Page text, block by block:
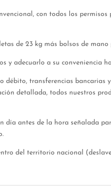
con todos los permisos
de 23 kg más bolsos de mano
y adecuarlo a su conveniencia
transferencias bancarias
detallada, todos nuestros
día antes de la hora señalada
del territorio nacional